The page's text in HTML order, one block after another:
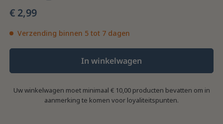
€ 2,99
Verzending binnen 5 tot 7 dagen
In winkelwagen
Uw winkelwagen moet minimaal € 10,00 producten bevatten om in
aanmerking te komen voor loyaliteitspunten.